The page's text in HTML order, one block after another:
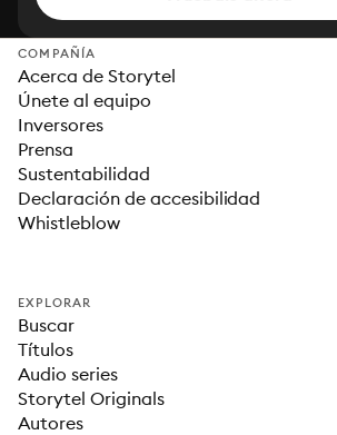
COMPAÑÍA
Acerca de Storytel
Únete al equipo
Inversores
Prensa
Sustentabilidad
Declaración de accesibilidad
Whistleblow
EXPLORAR
Buscar
Títulos
Audio series
Storytel Originals
Autores